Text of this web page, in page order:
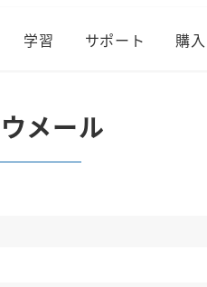
学習 サポート 購入
メール